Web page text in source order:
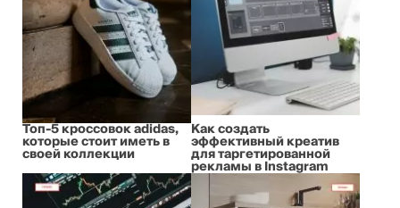
Топ-5 кроссовок adidas,
которые стоит иметь в
своей коллекции
Как создать
эффективный креатив
для таргетированной
рекламы в Instagram